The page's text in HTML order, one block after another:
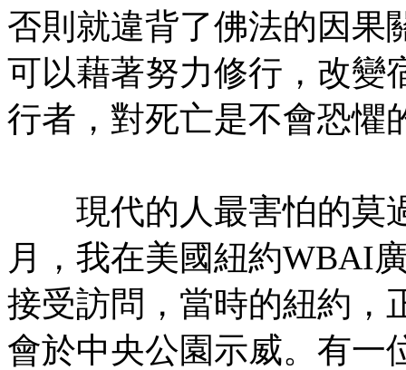
否則就違背了佛法的因果
可以藉著努力修行，改變
行者，對死亡是不會恐懼
現代的人最害怕的莫
月，我在美國紐約WBAI
接受訪問，當時的紐約，
會於中央公園示威。有一